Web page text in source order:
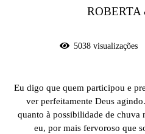
ROBERTA
5038 visualizações
Eu digo que quem participou e
ver perfeitamente Deus
quanto à possibilidade de chuva
eu, por mais fervoroso que